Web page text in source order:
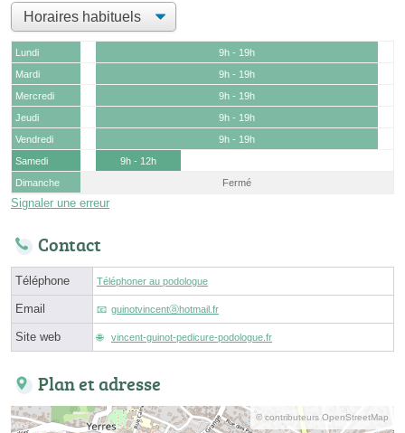
Lundi
9h - 19h
Mardi
9h - 19h
Mercredi
9h - 19h
Jeudi
9h - 19h
Vendredi
9h - 19h
Samedi
9h - 12h
Dimanche
Fermé
Signaler une erreur
Contact
Téléphone Téléphoner au podologue
Email guinotvincentⓐhotmail.fr
Site web vincent-guinot-pedicure-podologue.fr
Plan et adresse
© contributeurs OpenStreetMap